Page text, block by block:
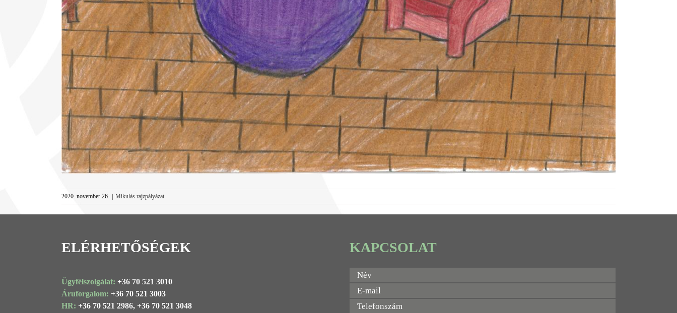
2020. november 26. Mikulás rajzpályázat
ELÉRHETŐSÉGEK
Ügyfélszolgálat: +36 70 521 3010
Áruforgalom: +36 70 521 3003
HR: +36 70 521 2986, +36 70 521 3048
KAPCSOLAT